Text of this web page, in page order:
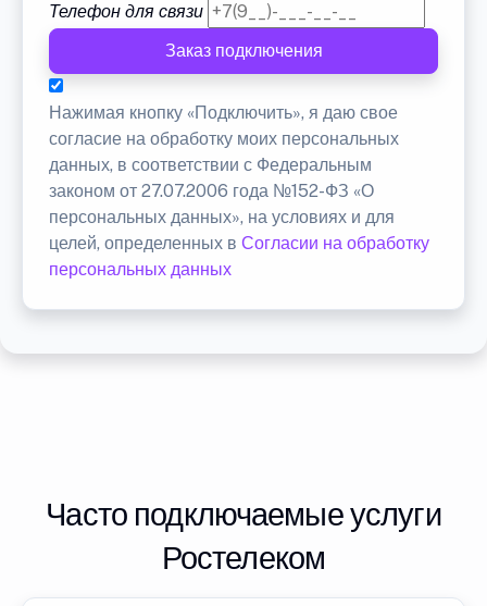
Телефон для связи
Заказ подключения
Нажимая кнопку «Подключить», я даю свое
согласие на обработку моих персональных
данных, в соответствии с Федеральным
законом от 27.07.2006 года №152-ФЗ «О
персональных данных», на условиях и для
целей, определенных в Согласии на обработку
персональных данных
Часто подключаемые услуги
Ростелеком